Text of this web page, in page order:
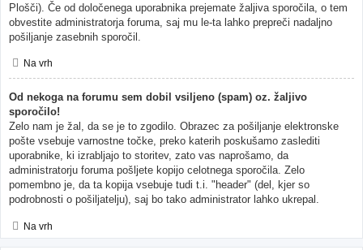
Plošči). Če od določenega uporabnika prejemate žaljiva sporočila, o tem
obvestite administratorja foruma, saj mu le-ta lahko prepreči nadaljno
pošiljanje zasebnih sporočil.
Na vrh
Od nekoga na forumu sem dobil vsiljeno (spam) oz. žaljivo
sporočilo!
Zelo nam je žal, da se je to zgodilo. Obrazec za pošiljanje elektronske
pošte vsebuje varnostne točke, preko katerih poskušamo zaslediti
uporabnike, ki izrabljajo to storitev, zato vas naprošamo, da
administratorju foruma pošljete kopijo celotnega sporočila. Zelo
pomembno je, da ta kopija vsebuje tudi t.i. "header" (del, kjer so
podrobnosti o pošiljatelju), saj bo tako administrator lahko ukrepal.
Na vrh